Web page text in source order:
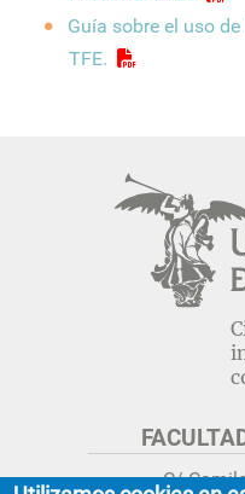
Guía sobre el uso
TFE.
C/